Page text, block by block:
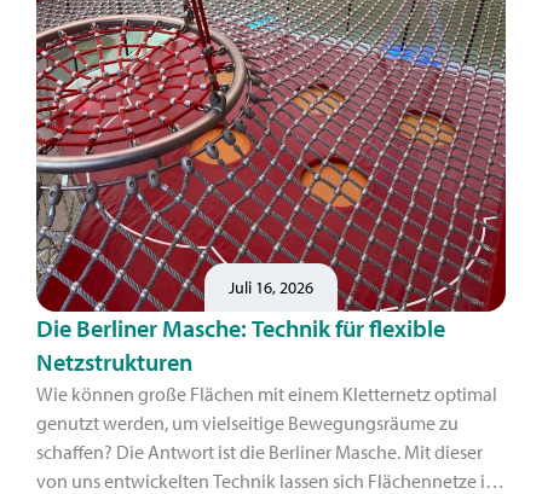
Juli 16, 2026
Die Berliner Masche: Technik für flexible
Netzstrukturen
Wie können große Flächen mit einem Kletternetz optimal
genutzt werden, um vielseitige Bewegungsräume zu
schaffen? Die Antwort ist die Berliner Masche. Mit dieser
von uns entwickelten Technik lassen sich Flächennetze in